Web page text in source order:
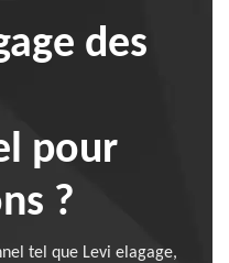
des
pour
?
tel que Levi elagage,